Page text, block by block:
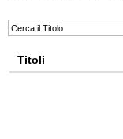
Titoli